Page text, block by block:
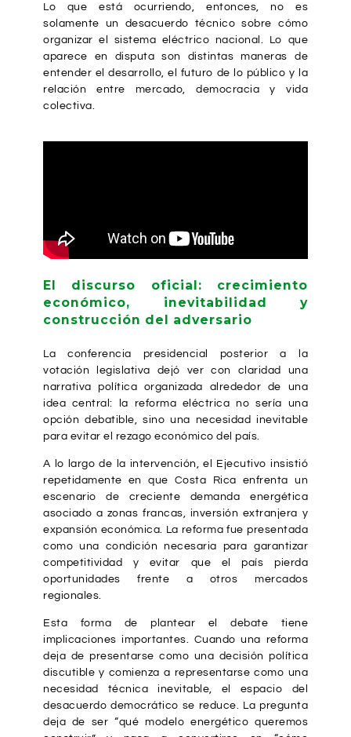
Lo que está ocurriendo, entonces, no es
solamente un desacuerdo técnico sobre cómo
organizar el sistema eléctrico nacional. Lo que
aparece en disputa son distintas maneras de
entender el desarrollo, el futuro de lo público y la
relación entre mercado, democracia y vida
colectiva.
El discurso oficial: crecimiento
económico, inevitabilidad y
construcción del adversario
La conferencia presidencial posterior a la
votación legislativa dejó ver con claridad una
narrativa política organizada alrededor de una
idea central: la reforma eléctrica no sería una
opción debatible, sino una necesidad inevitable
para evitar el rezago económico del país.
A lo largo de la intervención, el Ejecutivo insistió
repetidamente en que Costa Rica enfrenta un
escenario de creciente demanda energética
asociado a zonas francas, inversión extranjera y
expansión económica. La reforma fue presentada
como una condición necesaria para garantizar
competitividad y evitar que el país pierda
oportunidades frente a otros mercados
regionales.
Esta forma de plantear el debate tiene
implicaciones importantes. Cuando una reforma
deja de presentarse como una decisión política
discutible y comienza a representarse como una
necesidad técnica inevitable, el espacio del
desacuerdo democrático se reduce. La pregunta
deja de ser “qué modelo energético queremos